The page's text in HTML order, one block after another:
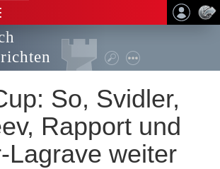
So, Svidler,
Rapport und
Lagrave weiter